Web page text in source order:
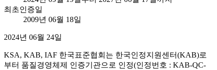
최초인증일
2009년 06월 18일
2024년 06월 24일
KSA, KAB, IAF 한국표준협회는 한국인정지원센터(KAB)로
부터 품질경영체제 인증기관으로 인정(인정번호 : KAB-QC-